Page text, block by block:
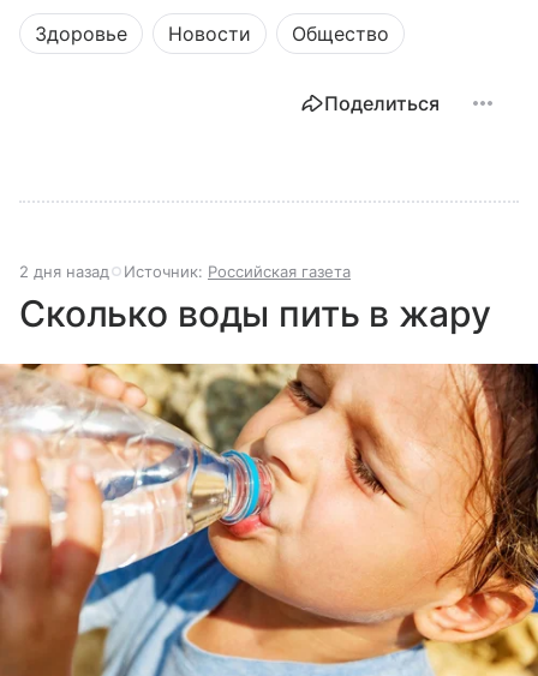
Здоровье Новости Общество
Поделиться
2 дня назад Источник: Российская газета
Сколько воды пить в жару